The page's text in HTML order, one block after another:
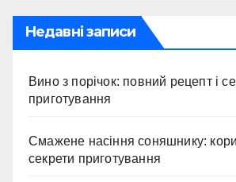
Недавні записи
Вино з порічок: повний рецепт і
приготування
Смажене насіння соняшнику:
секрети приготування